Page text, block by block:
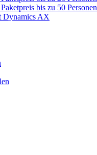
bis zu 50 Personen
Dynamics AX